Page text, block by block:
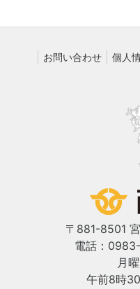
お問い合わせ 個人
〒881-8501
電話：
月
午前8時